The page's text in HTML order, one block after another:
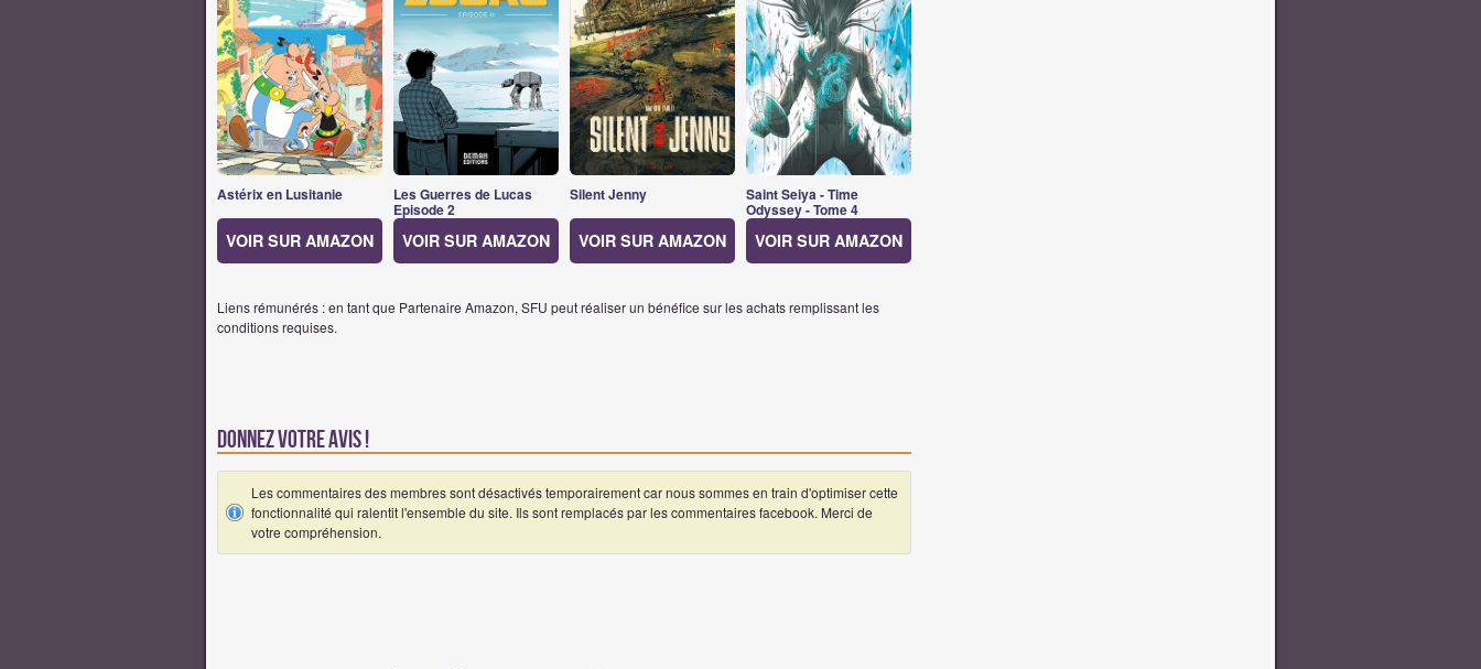
Astérix en Lusitanie
VOIR SUR AMAZON
Les Guerres de Lucas
Episode 2
VOIR SUR AMAZON
Silent Jenny
VOIR SUR AMAZON
Saint Seiya - Time
Odyssey - Tome 4
VOIR SUR AMAZON
Liens rémunérés : en tant que Partenaire Amazon, SFU peut réaliser un bénéfice sur les achats remplissant les
conditions requises.
Donnez votre avis !
Les commentaires des membres sont désactivés temporairement car nous sommes en train d'optimiser cette
fonctionnalité qui ralentit l'ensemble du site. Ils sont remplacés par les commentaires facebook. Merci de
votre compréhension.